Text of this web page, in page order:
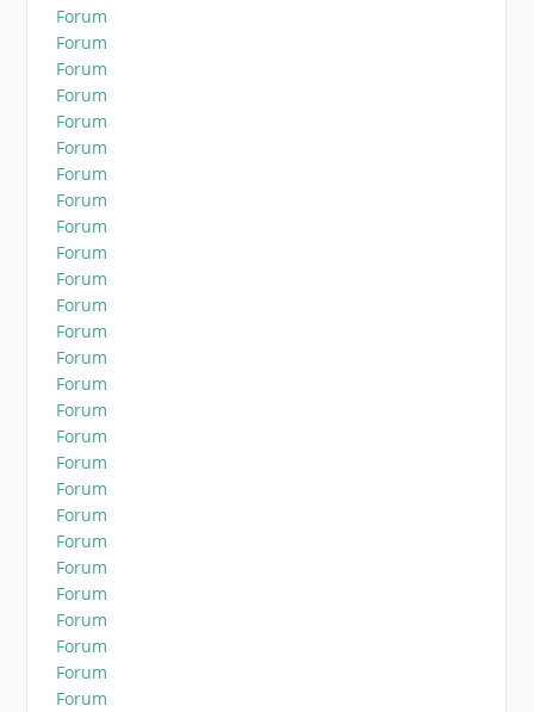
Forum
Forum
Forum
Forum
Forum
Forum
Forum
Forum
Forum
Forum
Forum
Forum
Forum
Forum
Forum
Forum
Forum
Forum
Forum
Forum
Forum
Forum
Forum
Forum
Forum
Forum
Forum